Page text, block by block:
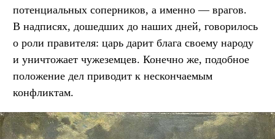
потенциальных соперников, а именно — врагов.
В надписях, дошедших до наших дней, говорилось
о роли правителя: царь дарит блага своему народу
и уничтожает чужеземцев. Конечно же, подобное
положение дел приводит к нескончаемым
конфликтам.